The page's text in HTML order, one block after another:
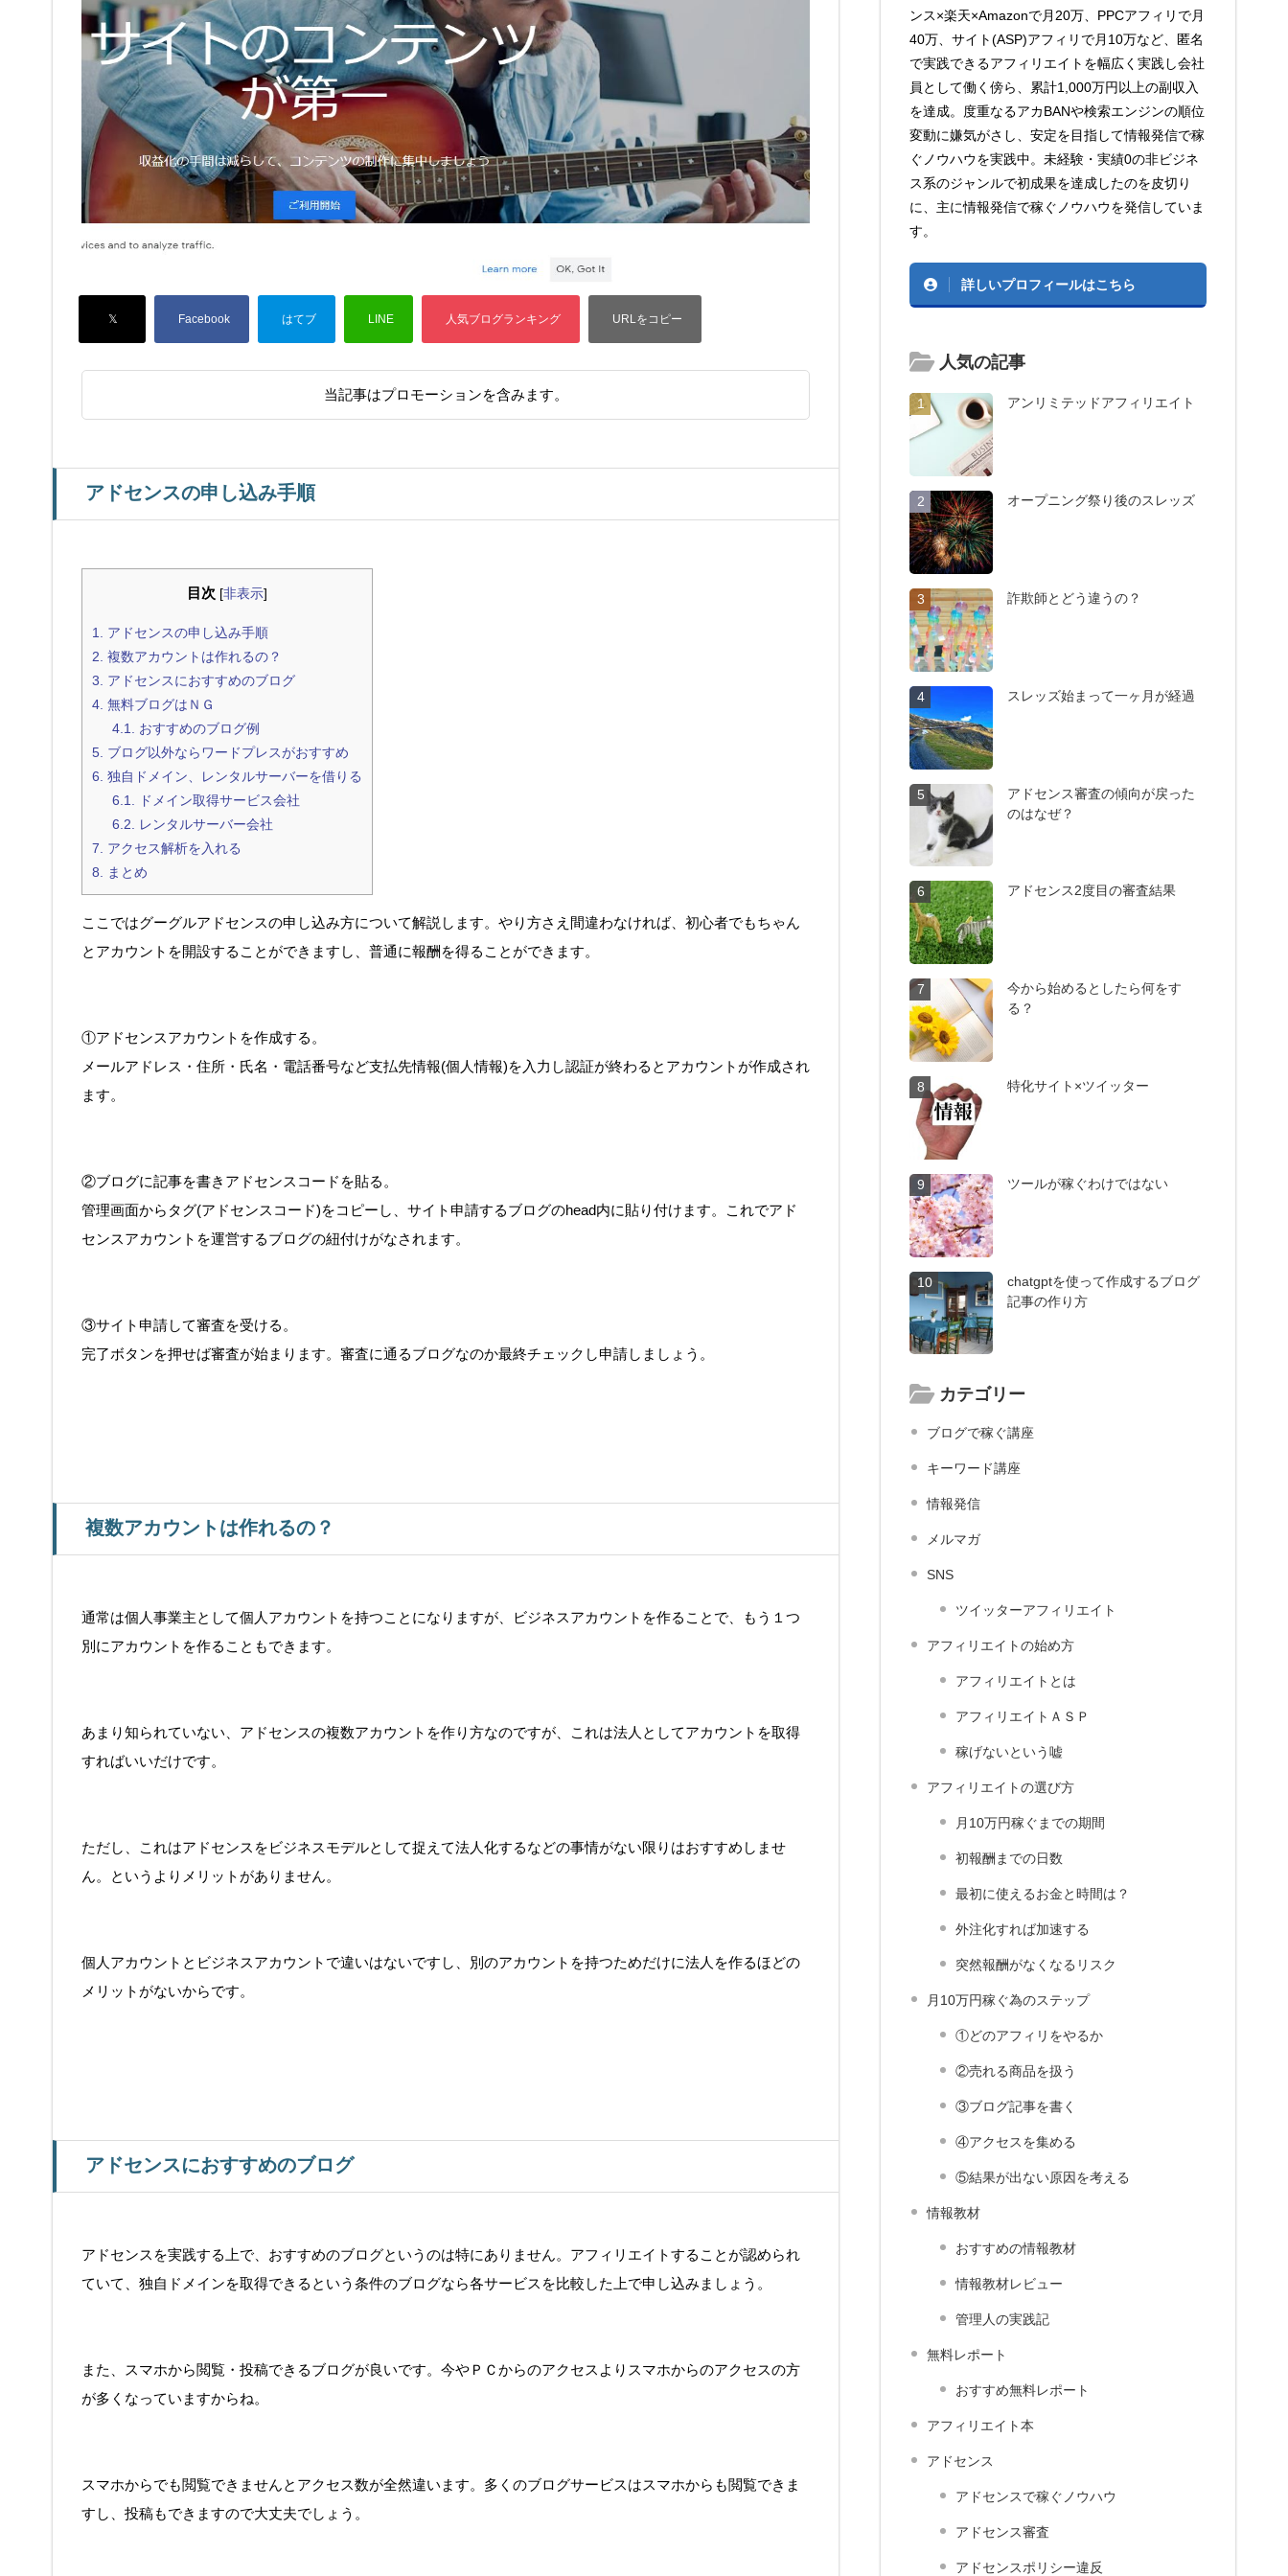
当記事はプロモーションを含みます。
アドセンスの申し込み手順
目次 [非表示]
1.
アドセンスの申し込み手順
2. 複数アカウントは作れるの？
3.
アドセンスにおすすめのブログ
4. 無料ブログはＮＧ
4.1.
おすすめのブログ例
5. ブログ以外ならワードプレスがおすすめ
6. 独自ドメイン、レンタルサーバーを借りる
6.1.
ドメイン取得サービス会社
6.2.
レンタルサーバー会社
7.
アクセス解析を入れる
8.
まとめ
ここではグーグルアドセンスの申し込み方について解説します。やり方さえ間違わなければ、初心者でもちゃん
とアカウントを開設することができますし、普通に報酬を得ることができます。
①アドセンスアカウントを作成する。
メールアドレス・住所・氏名・電話番号など支払先情報(個人情報)を入力し認証が終わるとアカウントが作成され
ます。
②ブログに記事を書きアドセンスコードを貼る。
管理画面からタグ(アドセンスコード)をコピーし、サイト申請するブログのhead内に貼り付けます。これでアド
センスアカウントを運営するブログの紐付けがなされます。
③サイト申請して審査を受ける。
完了ボタンを押せば審査が始まります。審査に通るブログなのか最終チェックし申請しましょう。
複数アカウントは作れるの？
通常は個人事業主として個人アカウントを持つことになりますが、ビジネスアカウントを作ることで、もう１つ
別にアカウントを作ることもできます。
あまり知られていない、アドセンスの複数アカウントを作り方なのですが、これは法人としてアカウントを取得
すればいいだけです。
ただし、これはアドセンスをビジネスモデルとして捉えて法人化するなどの事情がない限りはおすすめしませ
ん。というよりメリットがありません。
個人アカウントとビジネスアカウントで違いはないですし、別のアカウントを持つためだけに法人を作るほどの
メリットがないからです。
アドセンスにおすすめのブログ
アドセンスを実践する上で、おすすめのブログというのは特にありません。アフィリエイトすることが認められ
ていて、独自ドメインを取得できるという条件のブログなら各サービスを比較した上で申し込みましょう。
また、スマホから閲覧・投稿できるブログが良いです。今やＰＣからのアクセスよりスマホからのアクセスの方
が多くなっていますからね。
スマホからでも閲覧できませんとアクセス数が全然違います。多くのブログサービスはスマホからも閲覧できま
すし、投稿もできますので大丈夫でしょう。
ンス×楽天×Amazonで月20万、PPCアフィリで月
40万、サイト(ASP)アフィリで月10万など、匿名
で実践できるアフィリエイトを幅広く実践し会社
員として働く傍ら、累計1,000万円以上の副収入
を達成。度重なるアカBANや検索エンジンの順位
変動に嫌気がさし、安定を目指して情報発信で稼
ぐノウハウを実践中。未経験・実績0の非ビジネ
ス系のジャンルで初成果を達成したのを皮切り
に、主に情報発信で稼ぐノウハウを発信していま
す。
詳しいプロフィールはこちら
人気の記事
1 アンリミテッドアフィリエイト
2 オープニング祭り後のスレッズ
3 詐欺師とどう違うの？
4 スレッズ始まって一ヶ月が経過
5
アドセンス審査の傾向が戻った
のはなぜ？
6 アドセンス2度目の審査結果
7
今から始めるとしたら何をす
る？
8 特化サイト×ツイッター
9 ツールが稼ぐわけではない
10
chatgptを使って作成するブログ
記事の作り方
カテゴリー
ブログで稼ぐ講座
キーワード講座
情報発信
メルマガ
SNS
ツイッターアフィリエイト
アフィリエイトの始め方
アフィリエイトとは
アフィリエイトＡＳＰ
稼げないという嘘
アフィリエイトの選び方
月10万円稼ぐまでの期間
初報酬までの日数
最初に使えるお金と時間は？
外注化すれば加速する
突然報酬がなくなるリスク
月10万円稼ぐ為のステップ
①どのアフィリをやるか
②売れる商品を扱う
③ブログ記事を書く
④アクセスを集める
⑤結果が出ない原因を考える
情報教材
おすすめの情報教材
情報教材レビュー
管理人の実践記
無料レポート
おすすめ無料レポート
アフィリエイト本
アドセンス
アドセンスで稼ぐノウハウ
アドセンス審査
アドセンスポリシー違反